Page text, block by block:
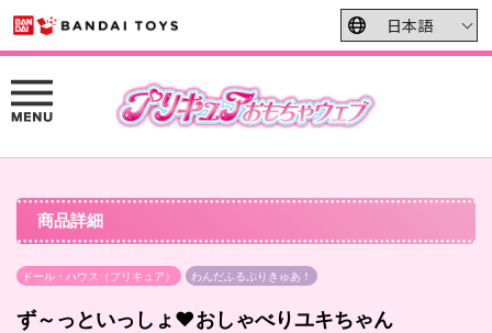
商品詳細
ドール・ハウス（プリキュア） わんだふるぷりきゅあ！
ず～っといっしょ♥おしゃべりユキちゃん